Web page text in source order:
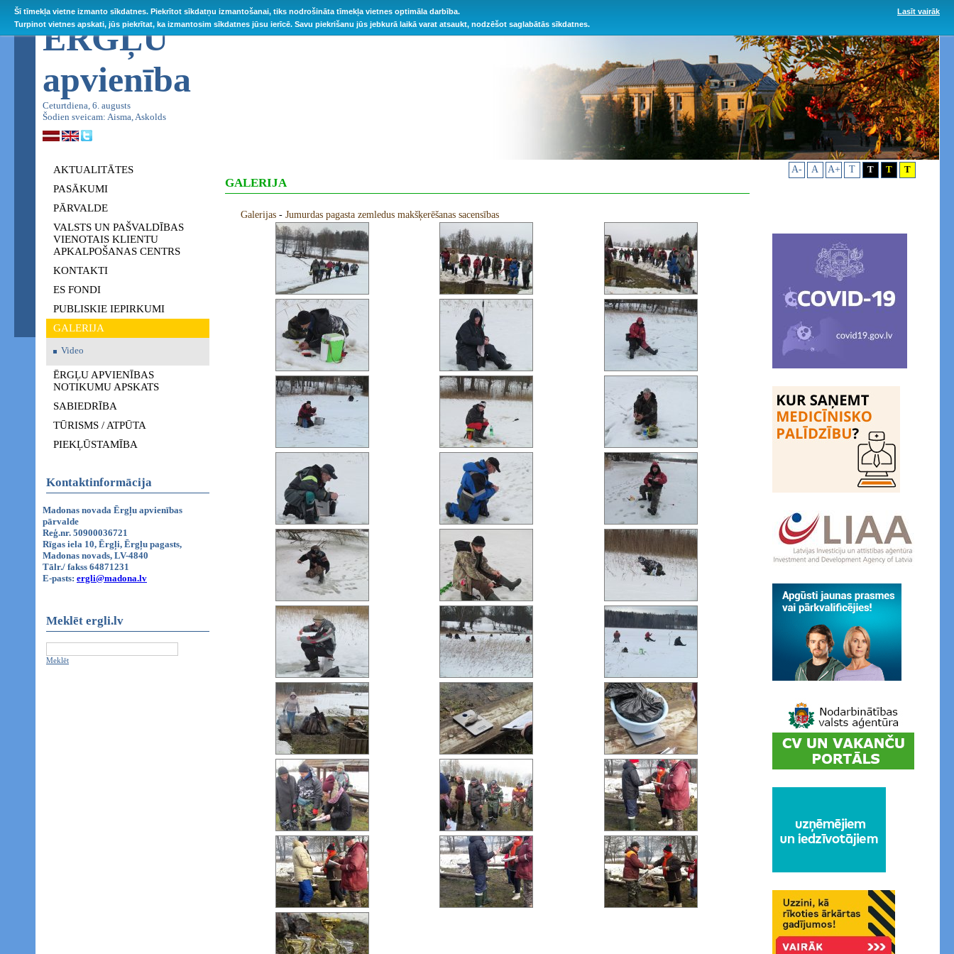
Šī tīmekļa vietne izmanto sīkdatnes. Piekrītot sīkdatņu izmantošanai, tiks nodrošināta tīmekļa vietnes optimāla darbība.
Turpinot vietnes apskati, jūs piekrītat, ka izmantosim sīkdatnes jūsu ierīcē. Savu piekrišanu jūs jebkurā laikā varat atsaukt, nodzēšot saglabātās sīkdatnes.
Lasīt vairāk
ĒRGĻU
apvienība
Ceturtdiena, 6. augusts
Šodien sveicam: Aisma, Askolds
AKTUALITĀTES
PASĀKUMI
PĀRVALDE
VALSTS UN PAŠVALDĪBAS
VIENOTAIS KLIENTU
APKALPOŠANAS CENTRS
KONTAKTI
ES FONDI
PUBLISKIE IEPIRKUMI
GALERIJA
Video
ĒRGĻU APVIENĪBAS
NOTIKUMU APSKATS
SABIEDRĪBA
TŪRISMS / ATPŪTA
PIEKĻŪSTAMĪBA
Kontaktinformācija
Madonas novada Ērgļu apvienības
pārvalde
Reģ.nr. 50900036721
Rīgas iela 10, Ērgļi, Ērgļu pagasts,
Madonas novads, LV-4840
Tālr./ fakss 64871231
E-pasts: ergli@madona.lv
Meklēt ergli.lv
Meklēt
GALERIJA
Galerijas - Jumurdas pagasta zemledus makšķerēšanas sacensības
A- A A+ T T T T